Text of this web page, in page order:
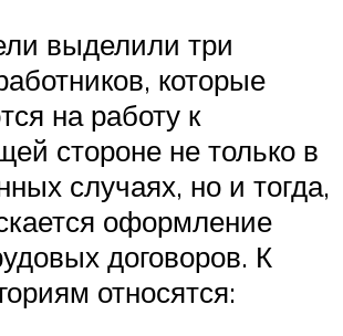
выделили три
которые
на работу к
стороне не только в
случаях, но и тогда,
оформление
договоров. К
относятся: